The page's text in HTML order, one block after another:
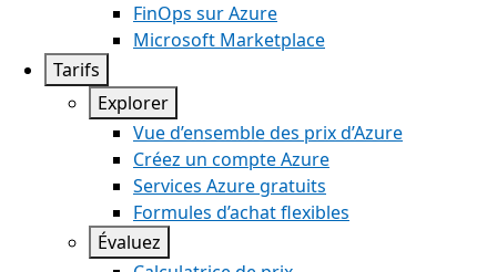
FinOps sur Azure
Microsoft Marketplace
Tarifs
Explorer
Vue d’ensemble des prix d’Azure
Créez un compte Azure
Services Azure gratuits
Formules d’achat flexibles
Évaluez